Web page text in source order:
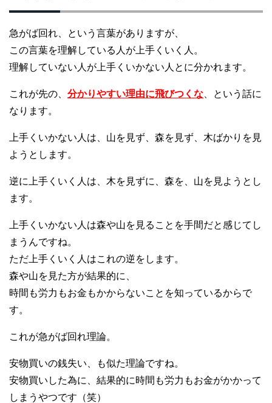
急がば回れ、という言葉がありますが、
この言葉を理解している人が上手くいく人。
理解していない人が上手くいかない人とに分かれます。
これが先の、 分かりやすい理由に飛びつくな 、という話に
なります。
上手くいかない人は、山を見ず、森を見ず、木ばかりを見
ようとします。
逆に上手くいく人は、木を見ずに、森を、山を見ようとし
ます。
上手くいかない人は森や山を見ることを手間だと感じてし
まうんですね。
ただ上手くいく人はこれの逆をします。
森や山を見た方が結果的に、
時間も労力もお金もかからないことを知っているからで
す。
これが急がば回れ理論。
安物買いの銭失い、も似た理論ですね。
安物買いした為に、結果的に時間も労力もお金がかかって
しまうやつです（笑）